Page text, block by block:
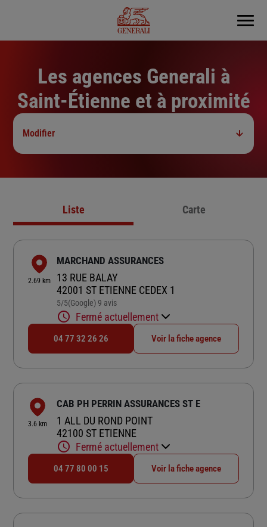
Menu
Les agences Generali à
Saint-Étienne et à proximité
Modifier
Liste Carte
2.69 km
MARCHAND ASSURANCES
13 RUE BALAY
42001 ST ETIENNE CEDEX 1
5/5Note de 5 sur 5
(Google) 9 avis
Fermé actuellement
04 77 32 26 26 Voir la fiche agence
3.6 km
CAB PH PERRIN ASSURANCES ST E
1 ALL DU ROND POINT
42100 ST ETIENNE
Fermé actuellement
04 77 80 00 15 Voir la fiche agence